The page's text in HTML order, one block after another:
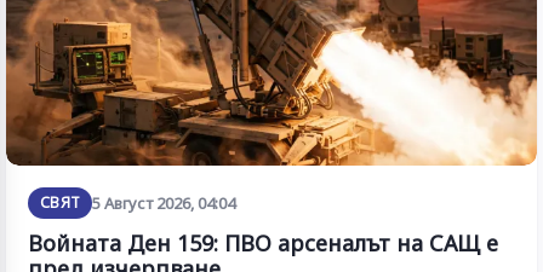
СВЯТ 5 Август 2026, 04:04
Войната Ден 159: ПВО арсеналът на САЩ е